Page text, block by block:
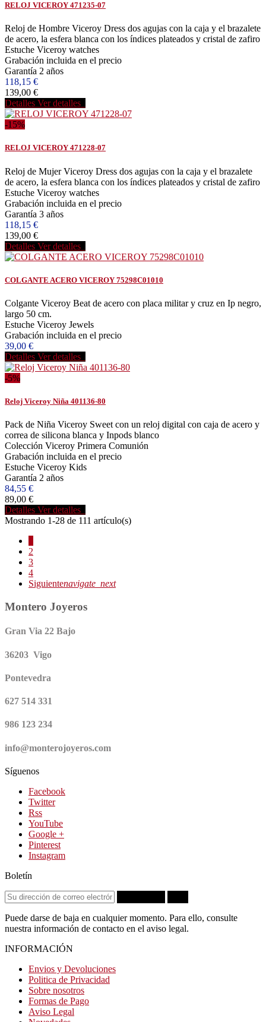
RELOJ VICEROY 471235-07
Reloj de Hombre Viceroy Dress dos agujas con la caja y el brazalete
de acero, la esfera blanca con los índices plateados y cristal de zafiro
Estuche Viceroy watches
Grabación incluida en el precio
Garantía 2 años
118,15 €
139,00 €
Detalles Ver detalles
-15%
RELOJ VICEROY 471228-07
Reloj de Mujer Viceroy Dress dos agujas con la caja y el brazalete
de acero, la esfera blanca con los índices plateados y cristal de zafiro
Estuche Viceroy watches
Grabación incluida en el precio
Garantía 3 años
118,15 €
139,00 €
Detalles Ver detalles
COLGANTE ACERO VICEROY 75298C01010
Colgante Viceroy Beat de acero con placa militar y cruz en Ip negro,
largo 50 cm.
Estuche Viceroy Jewels
Grabación incluida en el precio
39,00 €
Detalles Ver detalles
-5%
Reloj Viceroy Niña 401136-80
Pack de Niña Viceroy Sweet con un reloj digital con caja de acero y
correa de silicona blanca y Inpods blanco
Colección Viceroy Primera Comunión
Grabación incluida en el precio
Estuche Viceroy Kids
Garantía 2 años
84,55 €
89,00 €
Detalles Ver detalles
Mostrando 1-28 de 111 artículo(s)
2
3
4
Siguientenavigate_next
Montero Joyeros
Gran Via 22 Bajo
36203 Vigo
Pontevedra
627 514 331
986 123 234
info@monterojoyeros.com
Síguenos
Facebook
Twitter
Rss
YouTube
Google +
Pinterest
Instagram
Boletín
Puede darse de baja en cualquier momento. Para ello, consulte
nuestra información de contacto en el aviso legal.
INFORMACIÓN
Envios y Devoluciones
Politica de Privacidad
Sobre nosotros
Formas de Pago
Aviso Legal